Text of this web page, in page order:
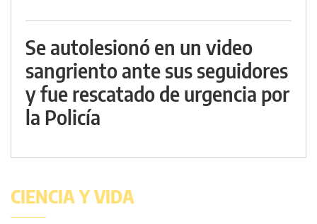
Se autolesionó en un video
sangriento ante sus seguidores
y fue rescatado de urgencia por
la Policía
CIENCIA Y VIDA